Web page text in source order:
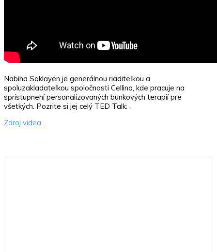
Nabiha Saklayen je generálnou riaditeľkou a
spoluzakladateľkou spoločnosti Cellino, kde pracuje na
sprístupnení personalizovaných bunkových terapií pre
všetkých. Pozrite si jej celý TED Talk: .
Zdroj videa…